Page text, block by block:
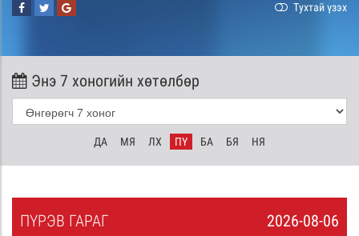
Тухтай үзэх
Энэ 7 хоногийн хөтөлбөр
ДА МЯ ЛХ ПҮ БА БЯ НЯ
2026-08-06
ПҮРЭВ ГАРАГ